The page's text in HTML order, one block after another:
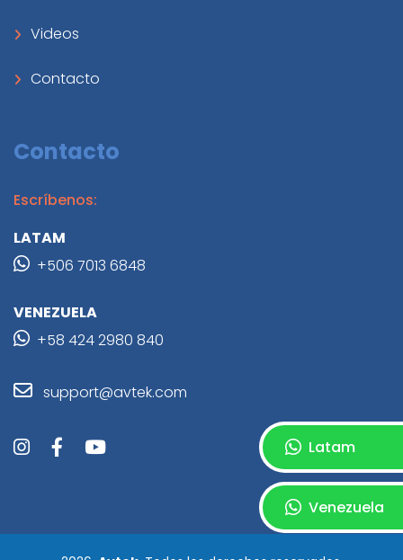
Latam
Venezuela
Videos
Contacto
Contacto
Escríbenos:
LATAM
+506 7013 6848
VENEZUELA
+58 424 2980 840
support@avtek.com